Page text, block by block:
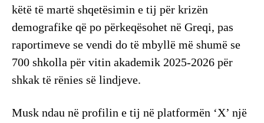
këtë të martë shqetësimin e tij për krizën
demografike që po përkeqësohet në Greqi, pas
raportimeve se vendi do të mbyllë më shumë se
700 shkolla për vitin akademik 2025-2026 për
shkak të rënies së lindjeve.
Musk ndau në profilin e tij në platformën ‘X’ një